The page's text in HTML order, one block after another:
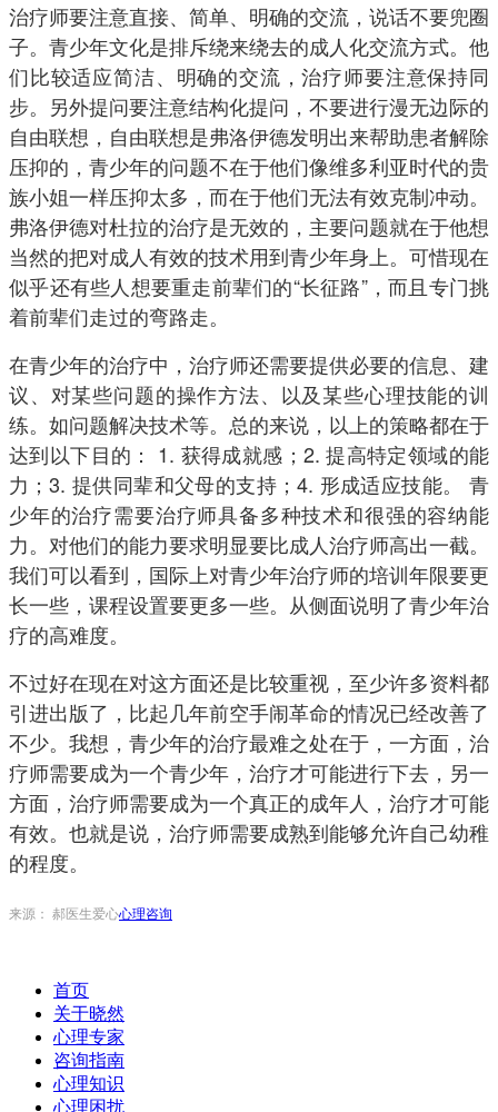
治疗师要注意直接、简单、明确的交流，说话不要兜圈
子。青少年文化是排斥绕来绕去的成人化交流方式。他
们比较适应简洁、明确的交流，治疗师要注意保持同
步。另外提问要注意结构化提问，不要进行漫无边际的
自由联想，自由联想是弗洛伊德发明出来帮助患者解除
压抑的，青少年的问题不在于他们像维多利亚时代的贵
族小姐一样压抑太多，而在于他们无法有效克制冲动。
弗洛伊德对杜拉的治疗是无效的，主要问题就在于他想
当然的把对成人有效的技术用到青少年身上。可惜现在
似乎还有些人想要重走前辈们的“长征路”，而且专门挑
着前辈们走过的弯路走。
在青少年的治疗中，治疗师还需要提供必要的信息、建
议、对某些问题的操作方法、以及某些心理技能的训
练。如问题解决技术等。总的来说，以上的策略都在于
达到以下目的： 1. 获得成就感；2. 提高特定领域的能
力；3. 提供同辈和父母的支持；4. 形成适应技能。 青
少年的治疗需要治疗师具备多种技术和很强的容纳能
力。对他们的能力要求明显要比成人治疗师高出一截。
我们可以看到，国际上对青少年治疗师的培训年限要更
长一些，课程设置要更多一些。从侧面说明了青少年治
疗的高难度。
不过好在现在对这方面还是比较重视，至少许多资料都
引进出版了，比起几年前空手闹革命的情况已经改善了
不少。我想，青少年的治疗最难之处在于，一方面，治
疗师需要成为一个青少年，治疗才可能进行下去，另一
方面，治疗师需要成为一个真正的成年人，治疗才可能
有效。也就是说，治疗师需要成熟到能够允许自己幼稚
的程度。
来源： 郝医生爱心心理咨询
首页
关于晓然
心理专家
咨询指南
心理知识
心理困扰